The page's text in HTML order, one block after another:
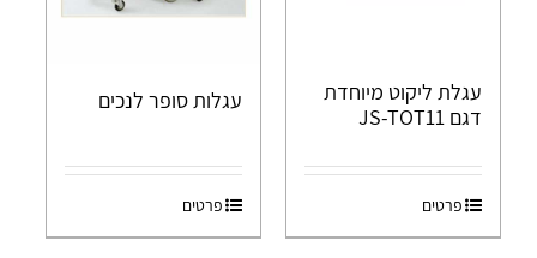
עגלת ליקוט מיוחדת
דגם JS-TOT11
פרטים
עגלות סופר לנכים
פרטים